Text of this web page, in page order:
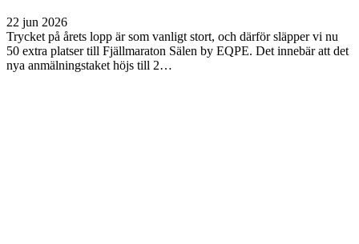
22 jun 2026
Trycket på årets lopp är som vanligt stort, och därför släpper vi nu
50 extra platser till Fjällmaraton Sälen by EQPE. Det innebär att det
nya anmälningstaket höjs till 2…